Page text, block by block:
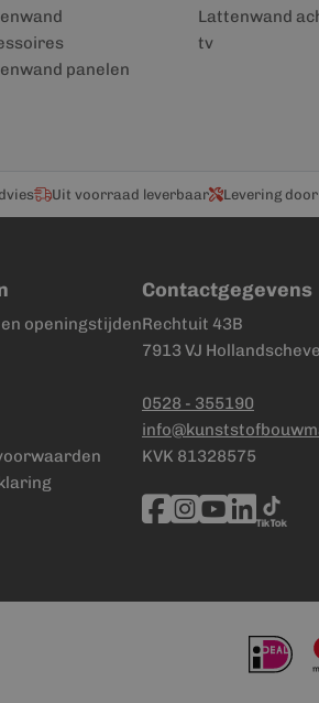
panelen
Lattenwand
tv
Uit voorraad leverbaar Levering
openingstijden
Contactgegevens
Rechtuit 43B
7913 VJ
0528 - 355190
KVK 81328575